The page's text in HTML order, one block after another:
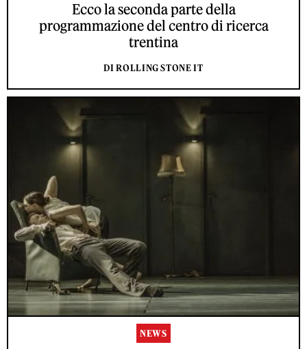
Ecco la seconda parte della
programmazione del centro di ricerca
trentina
DI ROLLING STONE IT
NEWS